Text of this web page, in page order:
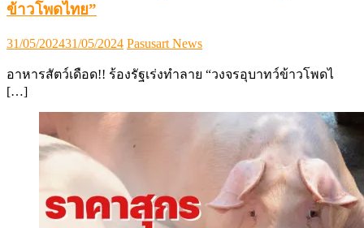
ข้าวโพดไทย”
Posted
31/05/202431/05/2024 Author
Pasusart News
อาหารสัตว์เดือด!! ร้องรัฐเร่งทำลาย “วงจรอุบาทว์ข้าวโพดไ
[…]